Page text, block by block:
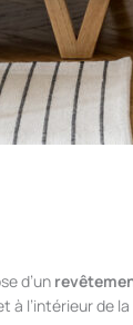
d’un
à l’intérieur